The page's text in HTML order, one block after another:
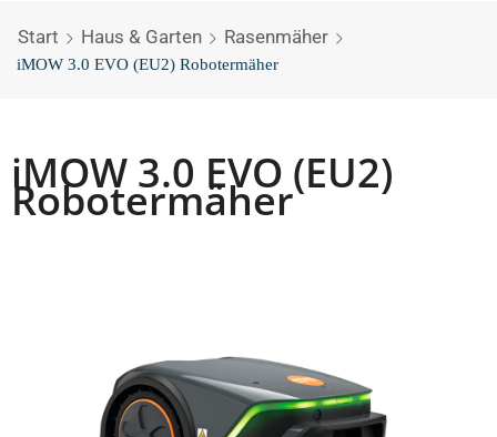
Start Haus & Garten Rasenmäher
iMOW 3.0 EVO (EU2) Robotermäher
iMOW 3.0 EVO (EU2)
Robotermäher